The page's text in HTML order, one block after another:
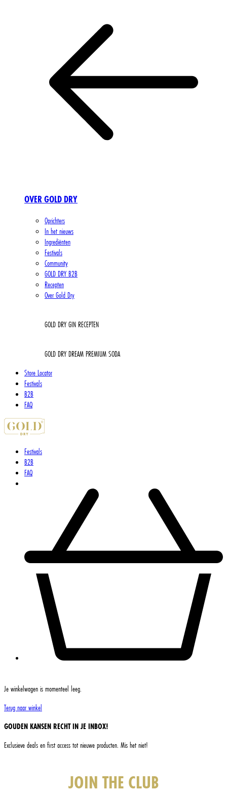
OVER GOLD DRY
Oprichters
In het nieuws
Ingrediënten
Festivals
Community
GOLD DRY B2B
Recepten
Over Gold Dry
GOLD DRY GIN RECEPTEN
GOLD DRY DREAM PREMIUM SODA
Store Locator
Festivals
B2B
FAQ
Festivals
B2B
FAQ
Je winkelwagen is momenteel leeg.
Terug naar winkel
GOUDEN KANSEN RECHT IN JE INBOX!
Exclusieve deals en first access tot nieuwe producten. Mis het niet!
JOIN THE CLUB